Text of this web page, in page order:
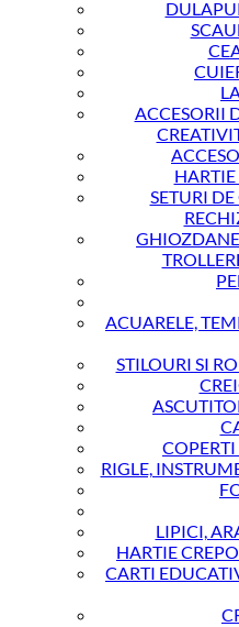
ACCESORII
SETURI
GHIOZDANE
ACUARELE,
STILOURI SI
COPERTI
RIGLE,
LIPICI,
HARTIE
CARTI